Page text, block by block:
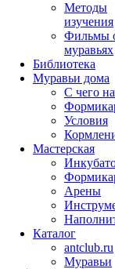
Методы
изучения
Фильмы
муравьях
Библиотека
Муравьи дома
С чего
Условия
Мастерская
Арены
Каталог
antclub.ru
Муравьи